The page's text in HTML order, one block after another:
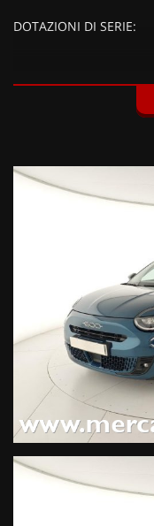
DOTAZIONI DI SERIE:
Dettagli carrozzeria
interne porte cromate,
interno con colore
Specchio retrovisore
carrozzeria, Pack Style
Mare d'Italia (750 EUR),